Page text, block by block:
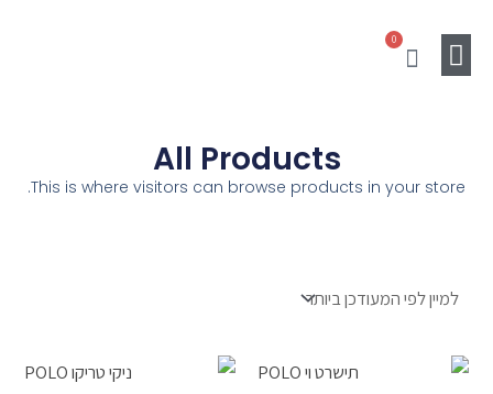
לתוכן
0
עגלת
All Products
This is where visitors can browse products in your store.